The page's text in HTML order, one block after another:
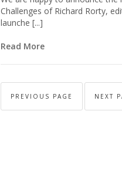
Challenges of Richard Rorty,
launche [...]
Read More
PREVIOUS PAGE NEXT